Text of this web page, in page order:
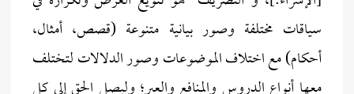
سياقات مختلفة وصور بيانية متنوعة (قصص، أمثال،
أحكام) مع اختلاف الموضوعات وصور الدلالات لتختلف